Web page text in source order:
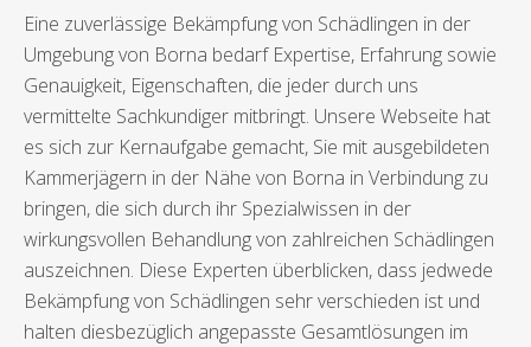
Eine zuverlässige Bekämpfung von Schädlingen in der
Umgebung von Borna bedarf Expertise, Erfahrung sowie
Genauigkeit, Eigenschaften, die jeder durch uns
vermittelte Sachkundiger mitbringt. Unsere Webseite hat
es sich zur Kernaufgabe gemacht, Sie mit ausgebildeten
Kammerjägern in der Nähe von Borna in Verbindung zu
bringen, die sich durch ihr Spezialwissen in der
wirkungsvollen Behandlung von zahlreichen Schädlingen
auszeichnen. Diese Experten überblicken, dass jedwede
Bekämpfung von Schädlingen sehr verschieden ist und
halten diesbezüglich angepasste Gesamtlösungen im